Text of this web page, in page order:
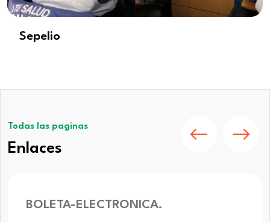
Sepelio
Todas las paginas
Enlaces
BOLETA-ELECTRONICA.